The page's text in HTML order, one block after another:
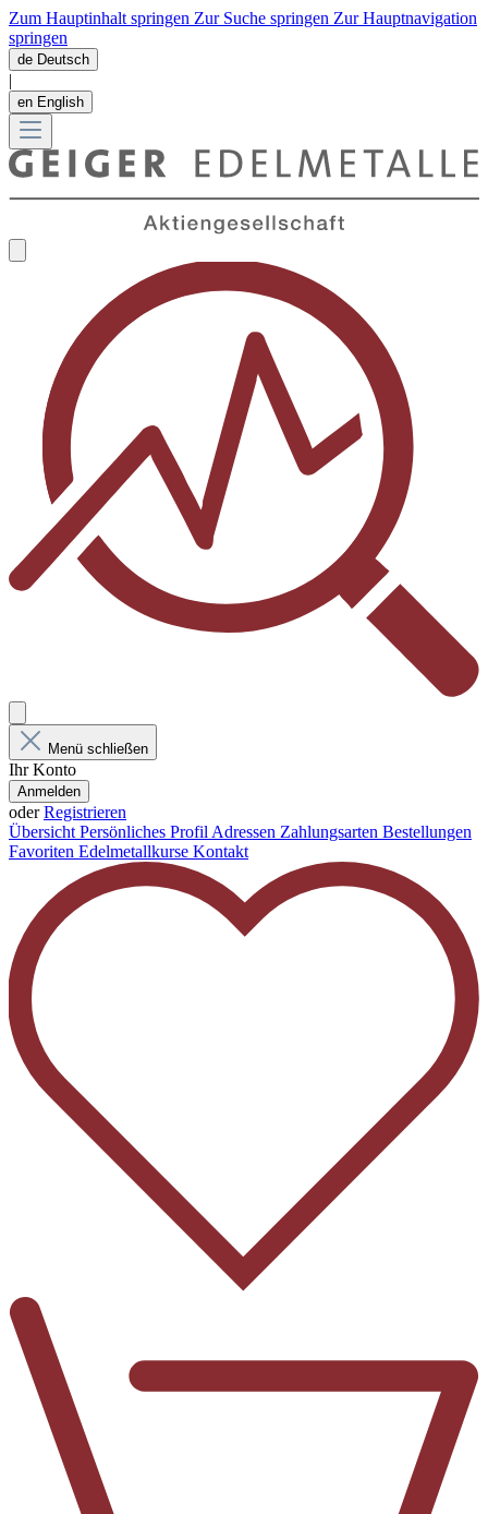
Zum Hauptinhalt springen Zur Suche springen Zur Hauptnavigation
springen
de Deutsch
|
en English
Menü schließen
Ihr Konto
Anmelden
oderRegistrieren
ÜbersichtPersönliches ProfilAdressen Zahlungsarten Bestellungen
Favoriten Edelmetallkurse Kontakt